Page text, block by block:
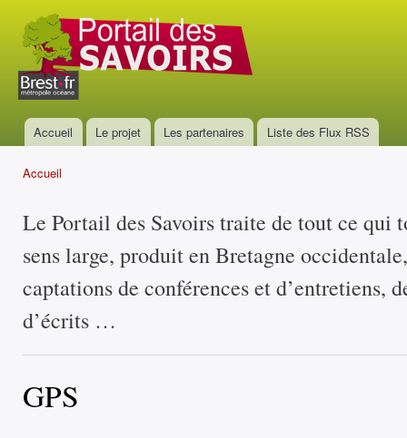
Portail
des
savoirs
Menu principal
Accueil Le projet Les partenaires Liste des Flux RSS
Accueil
Le Portail des Savoirs traite de tout ce qui
sens large, produit en Bretagne
captations de conférences et d’entretiens,
d’écrits …
GPS